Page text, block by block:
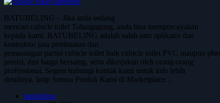
BATUBELING – Jika anda sedang
mencari cubicle toilet Tulungagung, anda bisa mempercayakan
kepada kami. BATUBELING adalah salah satu aplikator dan
kontraktor jasa pembuatan dan
pemasangan partisi cubicle toilet baik cubicle toilet PVC maupun
presisi, dan harga bersaing, serta dikerjakan oleh orang-orang
professional. Segera hubungi kontak kami untuk info lebih
detailnya. Intip Semua Produk Kami di Marketplace…
batubeling